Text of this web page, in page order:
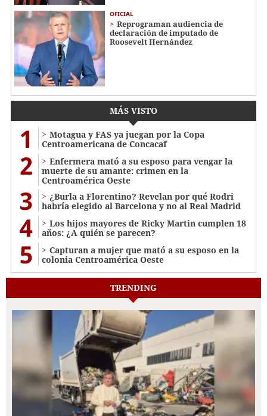
OFICIAL
Reprograman audiencia de
declaración de imputado de
Roosevelt Hernández
MÁS VISTO
1
Motagua y FAS ya juegan por la Copa
Centroamericana de Concacaf
2
Enfermera mató a su esposo para vengar la
muerte de su amante: crimen en la
Centroamérica Oeste
3
¿Burla a Florentino? Revelan por qué Rodri
habría elegido al Barcelona y no al Real Madrid
4
Los hijos mayores de Ricky Martin cumplen 18
años: ¿A quién se parecen?
5
Capturan a mujer que mató a su esposo en la
colonia Centroamérica Oeste
TRENDING